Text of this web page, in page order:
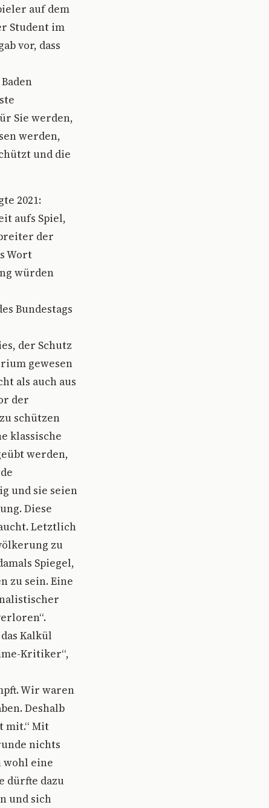
auf dem
Student im
vor, dass
Sie werden,
werden,
und die
2021:
aufs Spiel,
der
Wort
würden
Bundestags
der Schutz
gewesen
als auch aus
der
schützen
klassische
werden,
und sie seien
Diese
Letztlich
zu
Spiegel,
zu sein. Eine
Kalkül
Kritiker“,
Wir waren
Deshalb
mit.“ Mit
nichts
wohl eine
dürfte dazu
und sich